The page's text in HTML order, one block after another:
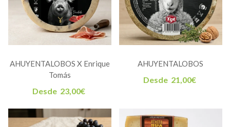
AHUYENTALOBOS X Enrique
Tomás
Desde 23,00€
AHUYENTALOBOS
Desde 21,00€